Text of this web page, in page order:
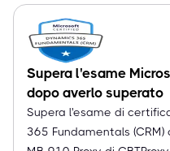
Supera l'esame
dopo averlo superato
Supera l'esame di
365 Fundamentals